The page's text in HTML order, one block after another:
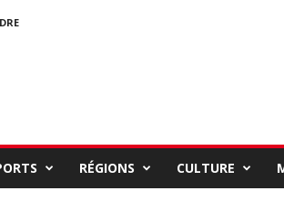
RÉGIONS CULTURE